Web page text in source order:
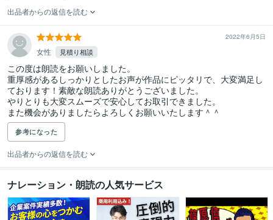
出品者からの返信を読む
2022年6月5日
女性 見積り相談
この度は朗読をお願いしました。
重厚感があるしっかりとしたお声が作品にピッタリで、大変満足し
ております！素敵な朗読ありがとうございました。
やりとりも大変スムーズで安心してお取引できました。
また機会がありましたらよろしくお願いいたします＾＾
参考になった
出品者からの返信を読む
ナレーション・朗読の人気サービス